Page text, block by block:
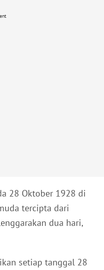
28 Oktober 1928 di
tercipta dari
dua hari,
setiap tanggal 28